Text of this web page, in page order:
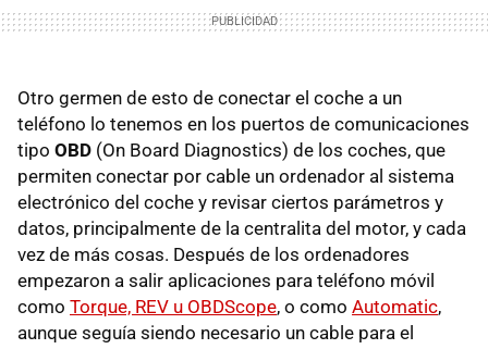
Otro germen de esto de conectar el coche a un
teléfono lo tenemos en los puertos de comunicaciones
tipo OBD (On Board Diagnostics) de los coches, que
permiten conectar por cable un ordenador al sistema
electrónico del coche y revisar ciertos parámetros y
datos, principalmente de la centralita del motor, y cada
vez de más cosas. Después de los ordenadores
empezaron a salir aplicaciones para teléfono móvil
como Torque, REV u OBDScope, o como Automatic,
aunque seguía siendo necesario un cable para el